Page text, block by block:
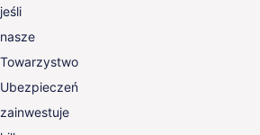
jeśli
nasze
Towarzystwo
Ubezpieczeń
zainwestuje